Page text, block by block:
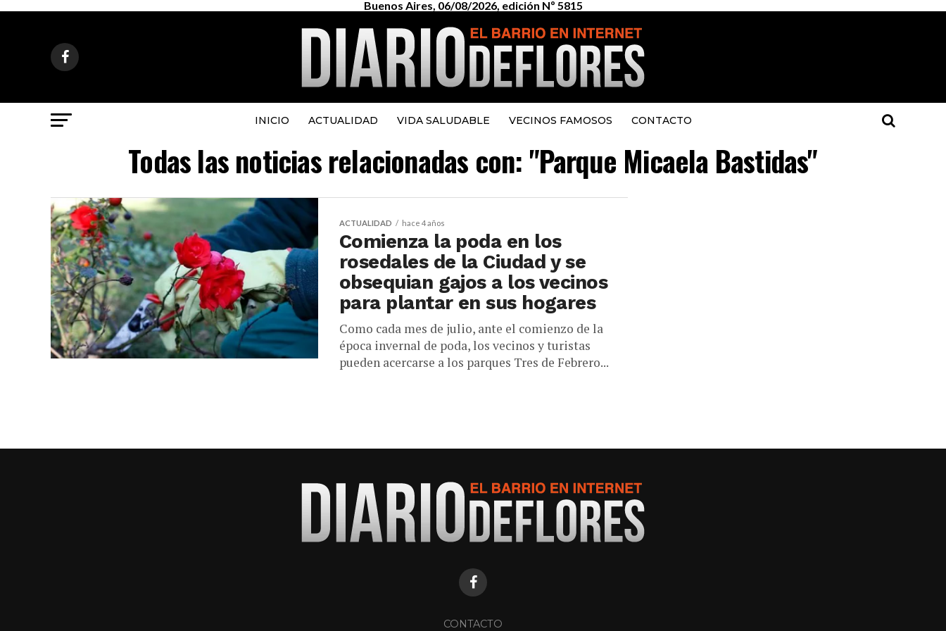
Buenos Aires, 06/08/2026, edición Nº 5815
INICIO ACTUALIDAD VIDA SALUDABLE VECINOS FAMOSOS CONTACTO
Todas las noticias relacionadas con: "Parque Micaela Bastidas"
ACTUALIDAD hace 4 años
Comienza la poda en los
rosedales de la Ciudad y se
obsequian gajos a los vecinos
para plantar en sus hogares
Como cada mes de julio, ante el comienzo de la
época invernal de poda, los vecinos y turistas
pueden acercarse a los parques Tres de Febrero...
CONTACTO